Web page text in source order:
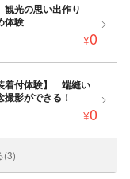
観光の思い出作り
体験
¥0
着付体験】 端縫い
影ができる！
¥0
(3)